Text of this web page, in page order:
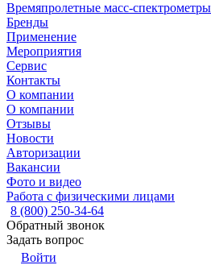
Времяпролетные масс-
Бренды
Применение
Мероприятия
Сервис
Контакты
О компании
О компании
Отзывы
Новости
Авторизации
Вакансии
Фото и видео
Работа с физическими лицами
8 (800) 250-34-64
Обратный звонок
Задать вопрос
Войти